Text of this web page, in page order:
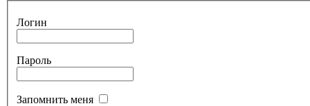
Логин
Пароль
Запомнить меня